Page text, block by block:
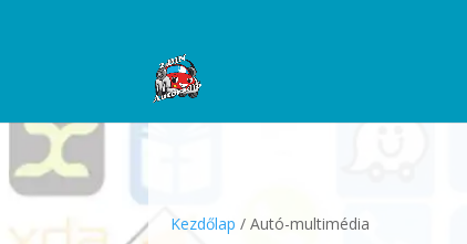
Kezdőlap / Autó-multimédia